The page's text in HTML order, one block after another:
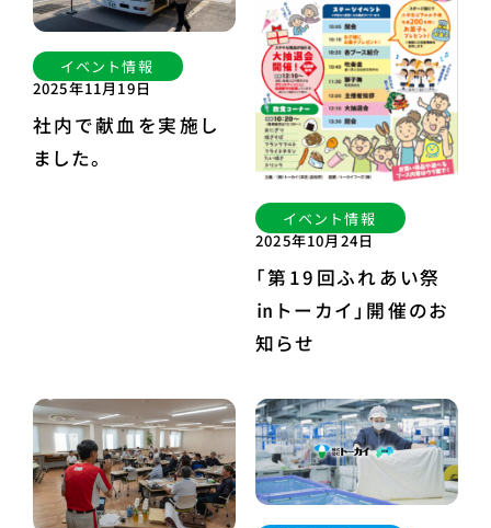
社内で献血を実施し
ました。
イベント情報
2025年11月19日
「第19回ふれあい祭
㏌トーカイ」開催のお
知らせ
イベント情報
2025年10月24日